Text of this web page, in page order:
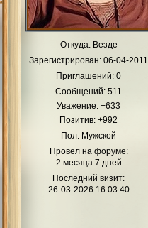
Откуда:Везде
Зарегистрирован: 06-04-2011
Приглашений: 0
Сообщений: 511
Уважение: +633
Позитив: +992
Пол: Мужской
Провел на форуме:
2 месяца 7 дней
Последний визит:
26-03-2026 16:03:40